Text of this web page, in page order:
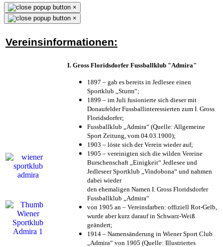
×
×
Vereinsinformationen:
I. Gross Floridsdorfer Fussballklub "Admira"
1897 – gab es bereits in Jedlesee einen
Sportklub „Sturm“;
1899 – im Juli fusionierte sich dieser mit
Donaufelder Fussballinteressierten zum I. Gross
Floridsdorfer;
Fussballklub „Admira“ (Quelle: Allgemeine
Sport Zeitung, vom 04.03.1900);
1903 – löste sich der Verein wieder auf;
1905 – vereinigten sich die wilden Vereine
Burschenschaft „Einigkeit“ Jedlesee und
Jedleseer Sportklub „Vindobona“ und nahmen
dabei wieder
den ehemaligen Namen I. Gross Floridsdorfer
Fussballklub „Admira“
von 1905 an – Vereinsfarben: offiziell Rot-Gelb,
wurde aber kurz darauf in Schwarz-Weiß
geändert;
1914 – Namensänderung in Wiener Sport Club
„Admira“ von 1905 (Quelle: Illustriertes